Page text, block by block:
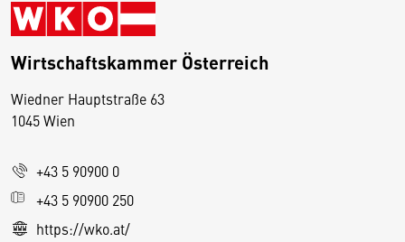
Wirtschaftskammer Österreich
Wiedner Hauptstraße 63
1045 Wien
+43 5 90900 0
+43 5 90900 250
https://wko.at/
D
s
e
S